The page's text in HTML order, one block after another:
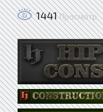
1441 Просмотр